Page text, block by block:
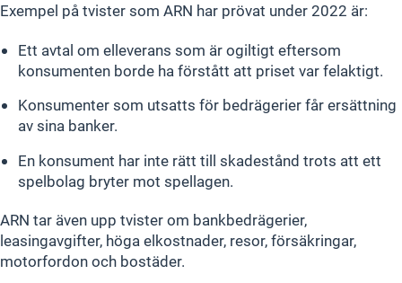
Exempel på tvister som ARN har prövat under 2022 är:
Ett avtal om elleverans som är ogiltigt eftersom
konsumenten borde ha förstått att priset var felaktigt.
Konsumenter som utsatts för bedrägerier får ersättning
av sina banker.
En konsument har inte rätt till skadestånd trots att ett
spelbolag bryter mot spellagen.
ARN tar även upp tvister om bankbedrägerier,
leasingavgifter, höga elkostnader, resor, försäkringar,
motorfordon och bostäder.